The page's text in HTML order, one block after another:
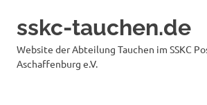
sskc-tauchen.de
Website der Abteilung Tauchen im SSKC
Aschaffenburg e.V.